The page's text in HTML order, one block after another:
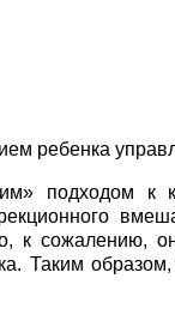
ребенка
подходом к
к сожалению,
Таким